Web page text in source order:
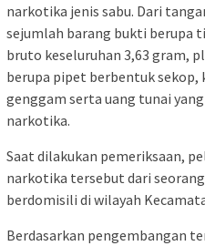
narkotika jenis sabu. Dari
sejumlah barang bukti berupa
bruto keseluruhan 3,63 gram,
berupa pipet berbentuk
genggam serta uang tunai
narkotika.
Saat dilakukan pemeriksaan,
narkotika tersebut dari
berdomisili di wilayah
Berdasarkan pengembangan